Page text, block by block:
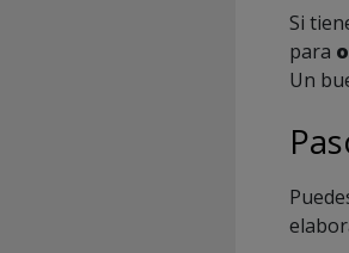
Si
para
Un